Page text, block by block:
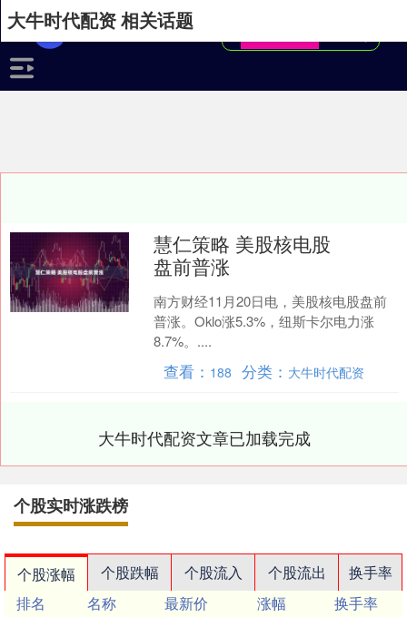
大牛时代配资 相关话题
慧仁策略 美股核电股
盘前普涨
南方财经11月20日电，美股核电股盘前
普涨。Oklo涨5.3%，纽斯卡尔电力涨
8.7%。....
查看： 188 分类： 大牛时代配资
大牛时代配资文章已加载完成
个股实时涨跌榜
个股涨幅 个股跌幅 个股流入 个股流出
换手率
排名
名称 最新价 涨幅
换手率